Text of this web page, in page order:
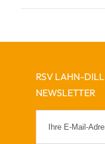
RSV LAHN-DILL
NEWSLETTER